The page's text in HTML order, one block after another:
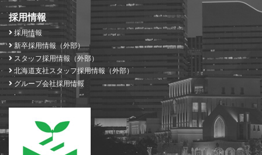
採用情報
採用情報
新卒採用情報（外部）
スタッフ採用情報（外部）
北海道支社スタッフ採用情報（外部）
グループ会社採用情報